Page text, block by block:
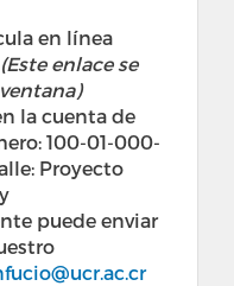
en línea
(Este enlace se
la cuenta de
100-01-000-
Proyecto
puede enviar